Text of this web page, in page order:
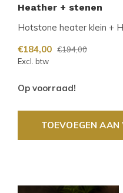
Heather + stenen
Hotstone heater klein +
€184,00 €194,00
Excl. btw
Op voorraad!
TOEVOEGEN